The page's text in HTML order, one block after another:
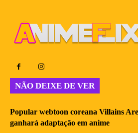
NÃO DEIXE DE VER
Popular webtoon coreana Villains
ganhará adaptação em anime